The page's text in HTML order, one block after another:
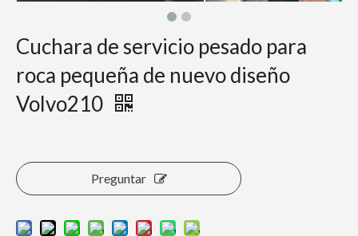
Cuchara de servicio pesado para
roca pequeña de nuevo diseño
Volvo210
Preguntar